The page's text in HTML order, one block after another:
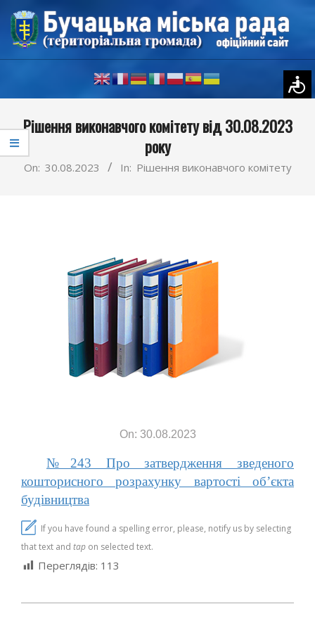
Skip
content
Navigation
Menu
Рішення виконавчого комітету від 30.08.2023
року
On: 30.08.2023 In: Рішення виконавчого комітету
On: 30.08.2023
№243 Про затвердження зведеного
кошторисного розрахунку вартості об’єкта
будівництва
If you have found a spelling error, please, notify us by selecting
that text and tap on selected text.
Переглядів: 113